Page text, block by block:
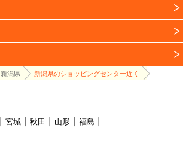
新潟県 新潟県のショッピングセンター近く
宮城 秋田 山形
福島